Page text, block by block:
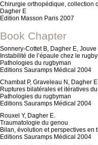
Chirurgie orthopédique, collection
Dagher E
Edition Masson Paris 2007
Book Chapter
Sonnery-Cottet B, Dagher E,
Instabilité de l’épaule chez le
Pathologies du rugbyman
Editions Sauramps Médical 2004
Chambat P, Graveleau N, Dagher
Ruptures bilatérales et itératives
Pathologies du rugbyman
Editions Sauramps Médical 2004
Rouxel Y, Dagher E.
Traumatologie du genou
Bilan, évolution et perspectives en
Editions Sauramps Médical 2004